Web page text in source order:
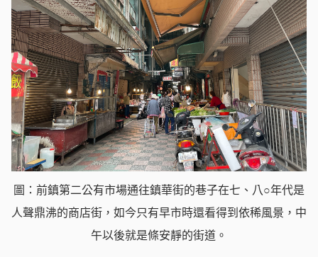
圖：前鎮第二公有市場通往鎮華街的巷子在七、八○年代是
人聲鼎沸的商店街，如今只有早市時還看得到依稀風景，中
午以後就是條安靜的街道。